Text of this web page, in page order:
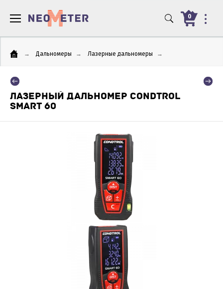
0
→ Дальномеры → Лазерные дальномеры →
ЛАЗЕРНЫЙ ДАЛЬНОМЕР CONDTROL
SMART 60